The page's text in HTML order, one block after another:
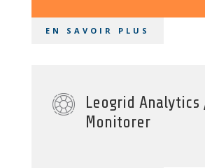
EN SAVOIR PLUS
Leogrid Analytics
Monitorer